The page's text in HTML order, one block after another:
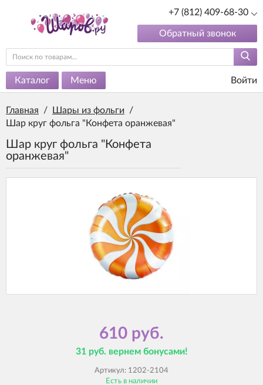
+7 (812) 409-68-30
Обратный звонок
Каталог Меню Войти
Главная / Шары из фольги
/
Шар круг фольга "Конфета оранжевая"
Шар круг фольга "Конфета
оранжевая"
610 руб.
31 руб. вернем бонусами!
Артикул: 1202-2104
Есть в наличии